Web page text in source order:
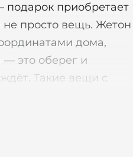
подарок приобретает
просто вещь. Жетон
дома,
— это оберег и
Такие вещи с
уже не помогут.
и кожи — для